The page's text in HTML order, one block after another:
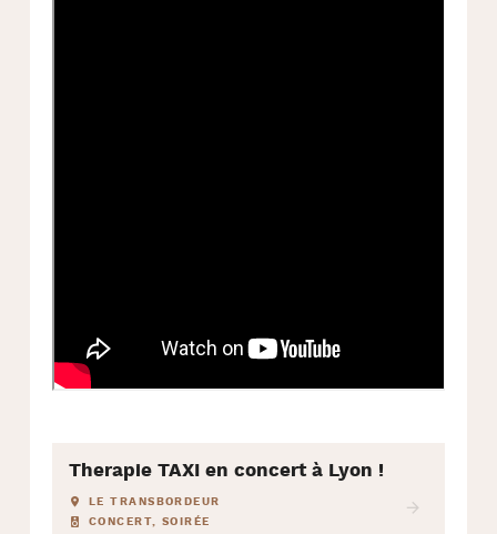
Therapie TAXI en concert à Lyon !
LE TRANSBORDEUR
CONCERT, SOIRÉE